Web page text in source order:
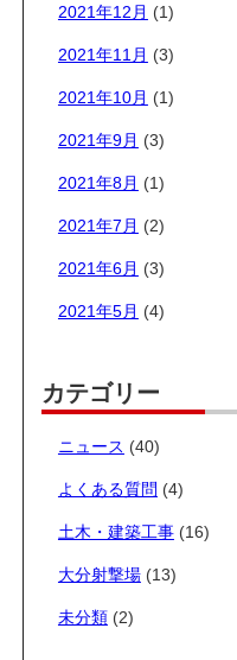
2021年12月 (1)
2021年11月 (3)
2021年10月 (1)
2021年9月 (3)
2021年8月 (1)
2021年7月 (2)
2021年6月 (3)
2021年5月 (4)
カテゴリー
ニュース (40)
よくある質問 (4)
土木・建築工事(16)
大分射撃場(13)
未分類(2)